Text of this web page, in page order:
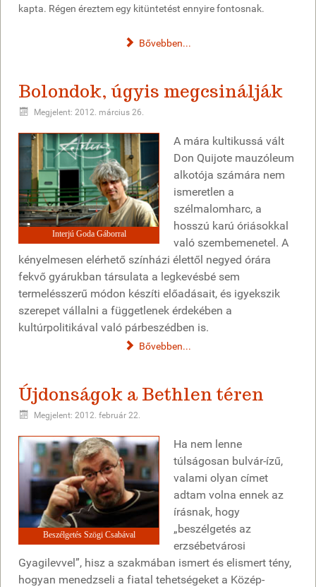
kapta. Régen éreztem egy kitüntetést ennyire fontosnak.
Bővebben...
Bolondok, úgyis megcsinálják
Megjelent: 2012. március 26.
Interjú Goda Gáborral
A mára kultikussá vált
Don Quijote mauzóleum
alkotója számára nem
ismeretlen a
szélmalomharc, a
hosszú karú óriásokkal
való szembemenetel. A
kényelmesen elérhető színházi élettől negyed órára
fekvő gyárukban társulata a legkevésbé sem
termelésszerű módon készíti előadásait, és igyekszik
szerepet vállalni a függetlenek érdekében a
kultúrpolitikával való párbeszédben is.
Bővebben...
Újdonságok a Bethlen téren
Megjelent: 2012. február 22.
Beszélgetés Szögi Csabával
Ha nem lenne
túlságosan bulvár-ízű,
valami olyan címet
adtam volna ennek az
írásnak, hogy
„beszélgetés az
erzsébetvárosi
Gyagilevvel”, hisz a szakmában ismert és elismert tény,
hogyan menedzseli a fiatal tehetségeket a Közép-